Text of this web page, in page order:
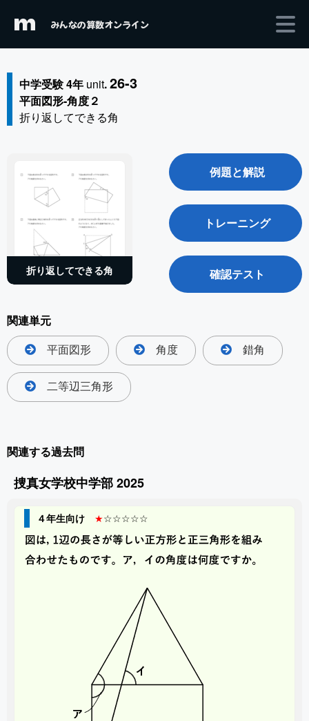
m みんなの算数オンライン
中学受験 4年 unit.26-3
平面図形‐角度２
折り返してできる角
折り返してできる角
例題と解説
トレーニング
確認テスト
関連単元
平面図形 角度 錯角
二等辺三角形
関連する過去問
捜真女学校中学部 2025
４年生向け ★☆☆☆☆☆